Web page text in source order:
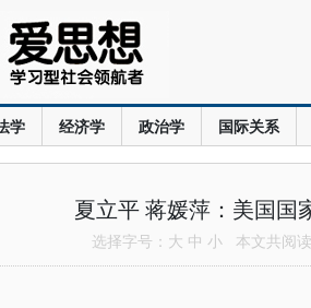
学 经济学 政治学 国际关系
夏立平 蒋媛萍：美国国
选择字号： 大 中 小 本文共阅